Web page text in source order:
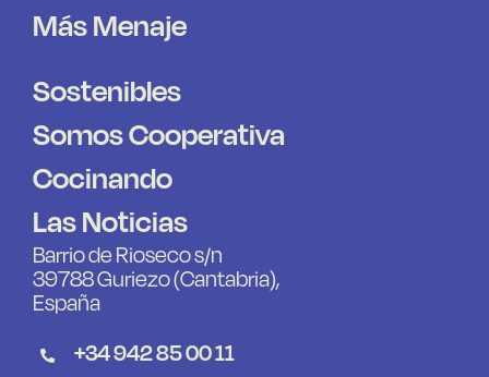
Más Menaje
Sostenibles
Somos Cooperativa
Cocinando
Las Noticias
Barrio de Rioseco s/n
39788 Guriezo (Cantabria),
España
+34 942 85 00 11